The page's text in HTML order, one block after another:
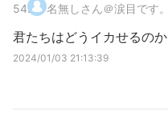
54. 名無しさん＠涙目です。
君たちはどうイカせるのか
2024/01/03 21:13:39